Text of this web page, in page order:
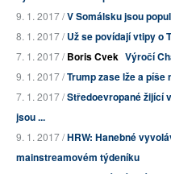
9. 1. 2017 /V Somálsku jsou
8. 1. 2017 /Už se povídají vtipy o
7. 1. 2017 /Boris Cvek Výročí
9. 1. 2017 /Trump zase lže a
7. 1. 2017 /Středoevropané žijící
jsou ...
9. 1. 2017 /HRW: Hanebné
mainstreamovém týdeníku